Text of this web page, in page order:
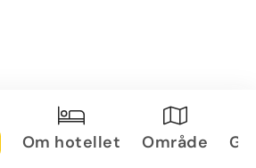
Om hotellet Område